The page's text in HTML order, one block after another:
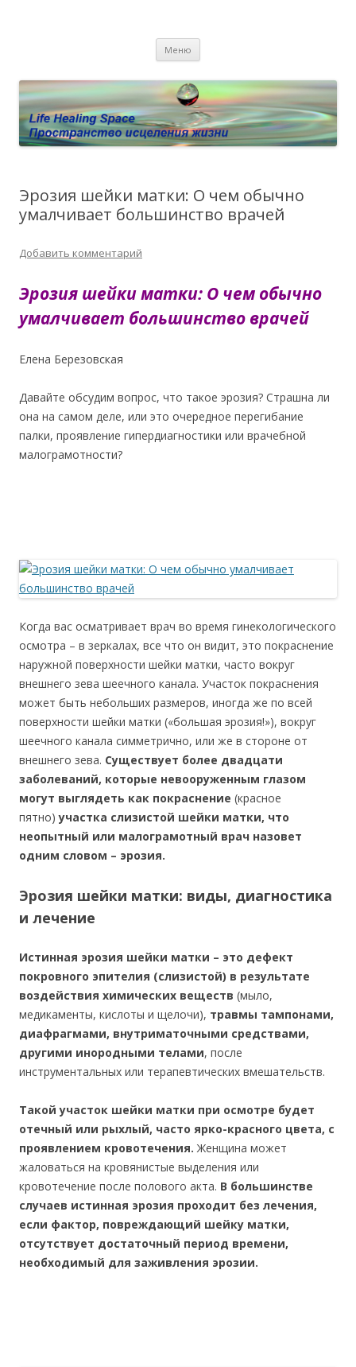
Личный сайт Елены Барымовой
исцелении воспоминанием и ренкарнационике. Услуги.
Меню
Эрозия шейки матки: О чем обычно
умалчивает большинство врачей
Добавить комментарий
Эрозия шейки матки: О чем обычно
умалчивает большинство врачей
Елена Березовская
Давайте обсудим вопрос, что такое эрозия? Страшна ли
она на самом деле, или это очередное перегибание
палки, проявление гипердиагностики или врачебной
малограмотности?
Когда вас осматривает врач во время гинекологического
осмотра – в зеркалах, все что он видит, это покраснение
наружной поверхности шейки матки, часто вокруг
внешнего зева шеечного канала. Участок покраснения
может быть небольших размеров, иногда же по всей
поверхности шейки матки («большая эрозия!»), вокруг
шеечного канала симметрично, или же в стороне от
внешнего зева. Существует более двадцати
заболеваний, которые невооруженным глазом
могут выглядеть как покраснение (красное
пятно)участка слизистой шейки матки, что
неопытный или малограмотный врач назовет
одним словом – эрозия.
Эрозия шейки матки: виды, диагностика
и лечение
Истинная эрозия шейки матки – это дефект
покровного эпителия (слизистой) в результате
воздействия химических веществ (мыло,
медикаменты, кислоты и щелочи), травмы тампонами,
диафрагмами, внутриматочными средствами,
другими инородными телами, после
инструментальных или терапевтических вмешательств.
Такой участок шейки матки при осмотре будет
отечный или рыхлый, часто ярко-красного цвета, с
проявлением кровотечения. Женщина может
жаловаться на кровянистые выделения или
кровотечение после полового акта. В большинстве
случаев истинная эрозия проходит без лечения,
если фактор, повреждающий шейку матки,
отсутствует достаточный период времени,
необходимый для заживления эрозии.